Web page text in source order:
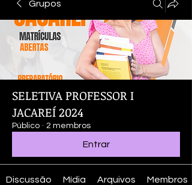
Grupos
SELETIVA PROFESSOR I
JACAREÍ 2024
Público · 2 membros
Entrar
Discussão Mídia Arquivos Membros